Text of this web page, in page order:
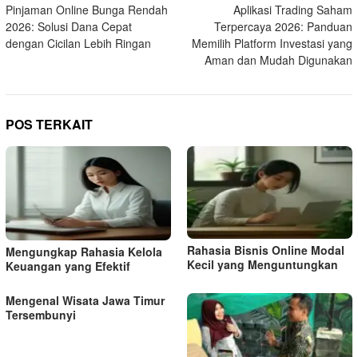
pos
Pinjaman Online Bunga Rendah
2026: Solusi Dana Cepat
dengan Cicilan Lebih Ringan
Aplikasi Trading Saham
Terpercaya 2026: Panduan
Memilih Platform Investasi yang
Aman dan Mudah Digunakan
POS TERKAIT
Mengungkap Rahasia Kelola
Keuangan yang Efektif
Rahasia Bisnis Online Modal
Kecil yang Menguntungkan
Mengenal Wisata Jawa Timur
Tersembunyi